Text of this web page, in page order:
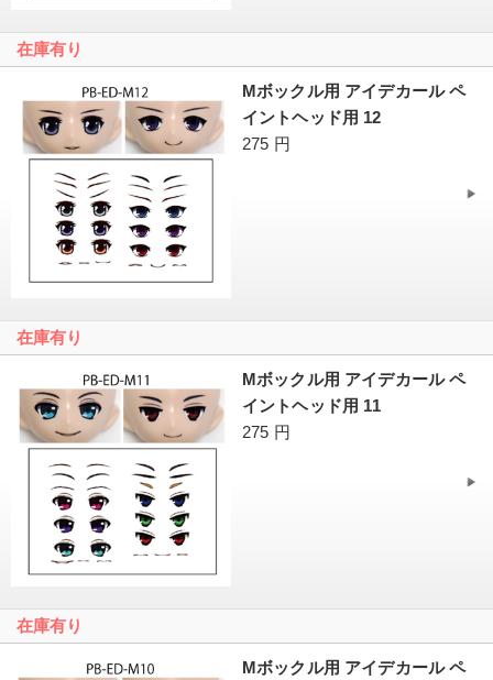
在庫有り
Mボックル用 アイデカール ペ
イントヘッド用 12
275 円
在庫有り
Mボックル用 アイデカール ペ
イントヘッド用 11
275 円
在庫有り
Mボックル用 アイデカール ペ